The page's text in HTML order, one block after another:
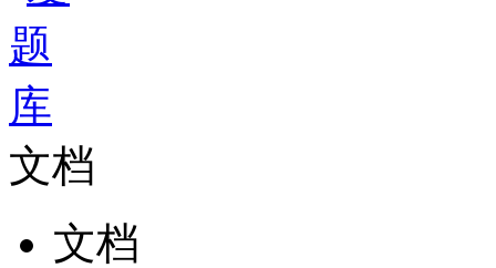
文档
文档